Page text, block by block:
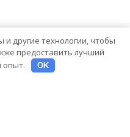
и другие технологии, чтобы
предоставить лучший
опыт.
OK